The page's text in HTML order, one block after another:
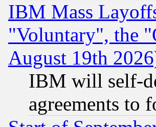
IBM Mass
"Voluntary", the
August 19th
IBM will self-
agreements to